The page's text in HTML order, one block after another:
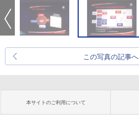
この写真の記事へ
本サイトのご利用について